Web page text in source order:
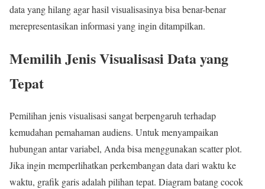
data yang hilang agar hasil visualisasinya bisa benar-benar
merepresentasikan informasi yang ingin ditampilkan.
Memilih Jenis Visualisasi Data yang
Tepat
Pemilihan jenis visualisasi sangat berpengaruh terhadap
kemudahan pemahaman audiens. Untuk menyampaikan
hubungan antar variabel, Anda bisa menggunakan scatter plot.
Jika ingin memperlihatkan perkembangan data dari waktu ke
waktu, grafik garis adalah pilihan tepat. Diagram batang cocok